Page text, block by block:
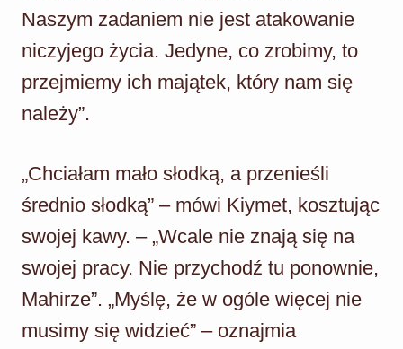
Naszym zadaniem nie jest atakowanie
niczyjego życia. Jedyne, co zrobimy, to
przejmiemy ich majątek, który nam się
należy”.
„Chciałam mało słodką, a przenieśli
średnio słodką” – mówi Kiymet, kosztując
swojej kawy. – „Wcale nie znają się na
swojej pracy. Nie przychodź tu ponownie,
Mahirze”. „Myślę, że w ogóle więcej nie
musimy się widzieć” – oznajmia